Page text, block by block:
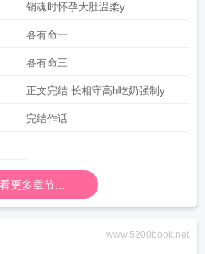
销魂时怀孕大肚温柔y
各有命一
各有命三
正文完结 长相守高h吃奶强制y
完结作话
更多章节...
www.5200book.net